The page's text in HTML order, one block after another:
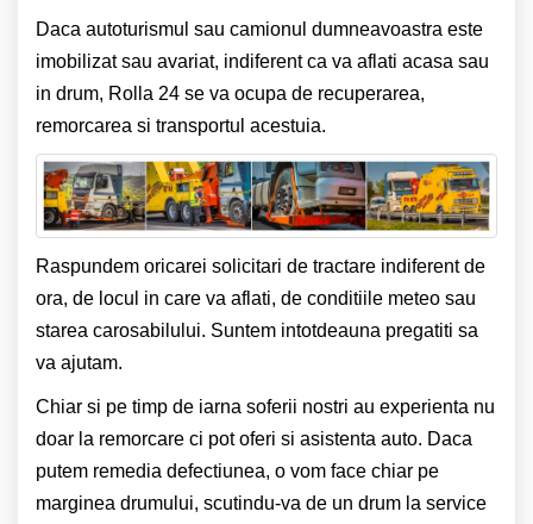
Daca autoturismul sau camionul dumneavoastra este
imobilizat sau avariat, indiferent ca va aflati acasa sau
in drum, Rolla 24 se va ocupa de recuperarea,
remorcarea si transportul acestuia.
Raspundem oricarei solicitari de tractare indiferent de
ora, de locul in care va aflati, de conditiile meteo sau
starea carosabilului. Suntem intotdeauna pregatiti sa
va ajutam.
Chiar si pe timp de iarna soferii nostri au experienta nu
doar la remorcare ci pot oferi si asistenta auto. Daca
putem remedia defectiunea, o vom face chiar pe
marginea drumului, scutindu-va de un drum la service